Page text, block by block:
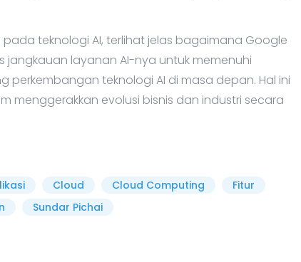
teknologi AI, terlihat jelas bagaimana Google
jangkauan layanan AI-nya untuk memenuhi
teknologi AI di masa depan. Hal ini
menggerakkan evolusi bisnis dan industri secara
Cloud Cloud Computing
Fitur
Sundar Pichai